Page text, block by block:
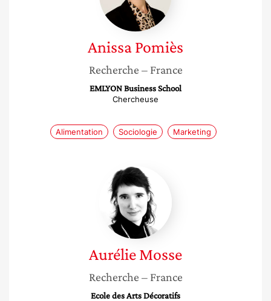
AnissaPomiès
Recherche – France
EMLYON Business School
Chercheuse
Alimentation Sociologie Marketing
Aurélie
Mosse
AurélieMosse
Recherche – France
Ecole des Arts Décoratifs